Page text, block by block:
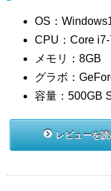
OS：
CPU：Core
メモリ：8GB
グラボ：
容量：500GB
レビューを